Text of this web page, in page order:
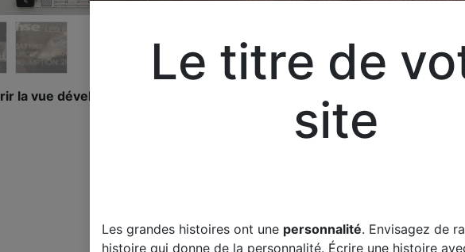
la vue développée.
Le titre de
site
Les grandes histoires ont une personnalité. Envisagez de
histoire qui donne de la personnalité. Écrire une histoire